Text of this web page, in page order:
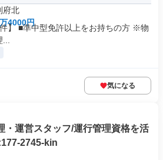
府北
4000円
】 ■準中型免許以上をお持ちの方 ※物
気になる
・運営スタッフ/運行管理資格を活
2745-kin